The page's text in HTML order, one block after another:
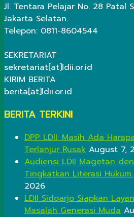
Jl. Tentara Pelajar No. 28 Patal
Jakarta Selatan.
Telepon: 0811-8604544
SEKRETARIAT
sekretariat[at]ldii.or.id
KIRIM BERITA
berita[at]ldii.or.id
BERITA TERKINI
DPP LDII: Masih Ada
Terlanjur Rusak August 7,
Audiensi LDII Magetan
Tingkatkan Literasi Hukum
2026
LDII Sidoarjo Siapkan
Masalah Generasi Muda